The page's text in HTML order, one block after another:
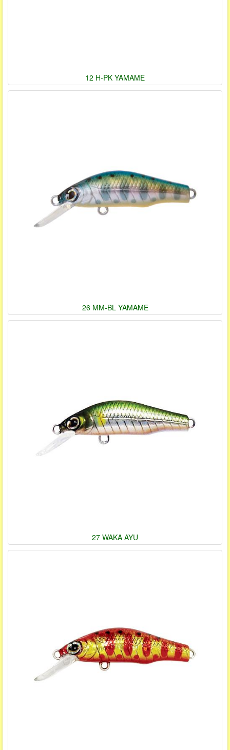
12 H-PK YAMAME
26 MM-BL YAMAME
27 WAKA AYU